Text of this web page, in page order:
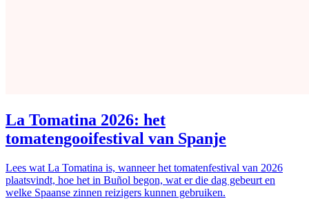
La Tomatina 2026: het
tomatengooifestival van Spanje
Lees wat La Tomatina is, wanneer het tomatenfestival van 2026
plaatsvindt, hoe het in Buñol begon, wat er die dag gebeurt en
welke Spaanse zinnen reizigers kunnen gebruiken.